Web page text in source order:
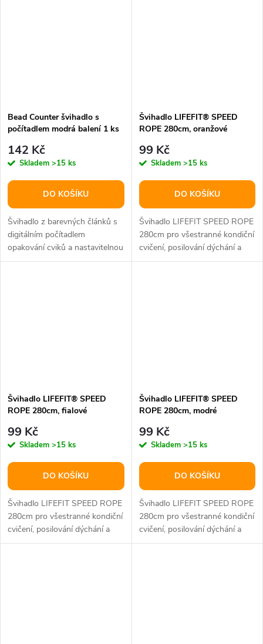
Bead Counter švihadlo s
počítadlem modrá balení 1 ks
142 Kč
Skladem >15 ks
DO KOŠÍKU
Švihadlo z barevných článků s
digitálním počítadlem
opakování cviků a nastavitelnou
dobou cvičení, maximální
Švihadlo LIFEFIT® SPEED
ROPE 280cm, oranžové
99 Kč
Skladem >15 ks
DO KOŠÍKU
Švihadlo LIFEFIT SPEED ROPE
280cm pro všestranné kondiční
cvičení, posilování dýchání a
činnosti kloubů ručky z...
Švihadlo LIFEFIT® SPEED
ROPE 280cm, fialové
99 Kč
Skladem >15 ks
DO KOŠÍKU
Švihadlo LIFEFIT SPEED ROPE
280cm pro všestranné kondiční
cvičení, posilování dýchání a
činnosti kloubů ručky z...
Švihadlo LIFEFIT® SPEED
ROPE 280cm, modré
99 Kč
Skladem >15 ks
DO KOŠÍKU
Švihadlo LIFEFIT SPEED ROPE
280cm pro všestranné kondiční
cvičení, posilování dýchání a
činnosti kloubů ručky z...